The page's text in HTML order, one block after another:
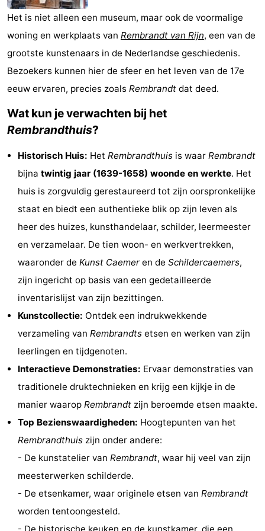
Musea
-
Monumenten
-
Kerken
-
Uitkijkpunten
Attracties
Rondvaarten
Experiences
Dorpen
Steden
Rondleidingen
Sporten
Fietsen
Nachtleven
en
Winkelen
Markten
Uitgelicht
Grachtengordel
Het is niet alleen een museum, maar ook de voormalige
woning en werkplaats van Rembrandt van Rijn, een van de
grootste kunstenaars in de Nederlandse geschiedenis.
Bezoekers kunnen hier de sfeer en het leven van de 17e
eeuw ervaren, precies zoals Rembrandt dat deed.
Wat kun je verwachten bij het
Rembrandthuis?
Historisch Huis: Het Rembrandthuis is waar Rembrandt
bijna twintig jaar (1639-1658) woonde en werkte. Het
huis is zorgvuldig gerestaureerd tot zijn oorspronkelijke
staat en biedt een authentieke blik op zijn leven als
heer des huizes, kunsthandelaar, schilder, leermeester
en verzamelaar. De tien woon- en werkvertrekken,
waaronder de Kunst Caemer en de Schildercaemers,
zijn ingericht op basis van een gedetailleerde
inventarislijst van zijn bezittingen.
Kunstcollectie: Ontdek een indrukwekkende
verzameling van Rembrandts etsen en werken van zijn
leerlingen en tijdgenoten.
Interactieve Demonstraties: Ervaar demonstraties van
traditionele druktechnieken en krijg een kijkje in de
manier waarop Rembrandt zijn beroemde etsen maakte.
Top Bezienswaardigheden: Hoogtepunten van het
Rembrandthuis zijn onder andere:
- De kunstatelier van Rembrandt, waar hij veel van zijn
meesterwerken schilderde.
- De etsenkamer, waar originele etsen van Rembrandt
worden tentoongesteld.